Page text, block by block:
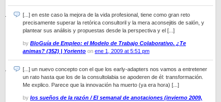
[...] en este caso la mejora de la vida profesional, tiene como gran reto
precisamente superar la retórica consultoril y la mera aconsejitis de salón, y
plantear sus análisis y propuestas desde la perspectiva y el [...]
by BloGuía de Empleo: el Modelo de Trabajo Colaborativo. ¿Te
animas? (352) | Yoriento on ene 1, 2009 at 5:51 pm
[...] un nuevo concepto con el que los early-adapters nos vamos a entretener
un rato hasta que los de la consultolabia se apoderen de él: transformación.
Me explico. Parece que la innovación ha muerto (ya era hora) [...]
by los sueños de la razón / El semanal de anotaciones (invierno 2009,